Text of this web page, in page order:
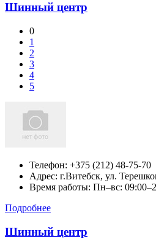
Шинный центр
0
1
2
3
4
5
Телефон: +375 (212) 48-75-70
Адрес: г.Витебск, ул.
Время работы: Пн–вс:
Подробнее
Шинный центр